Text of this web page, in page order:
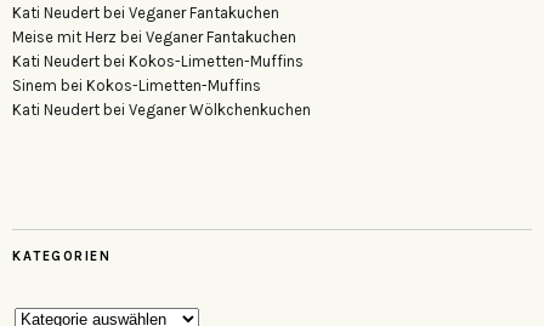
Kati Neudert bei Veganer Fantakuchen
Meise mit Herz bei Veganer Fantakuchen
Kati Neudert bei Kokos-Limetten-Muffins
Sinem bei Kokos-Limetten-Muffins
Kati Neudert bei Veganer Wölkchenkuchen
KATEGORIEN
Kategorien